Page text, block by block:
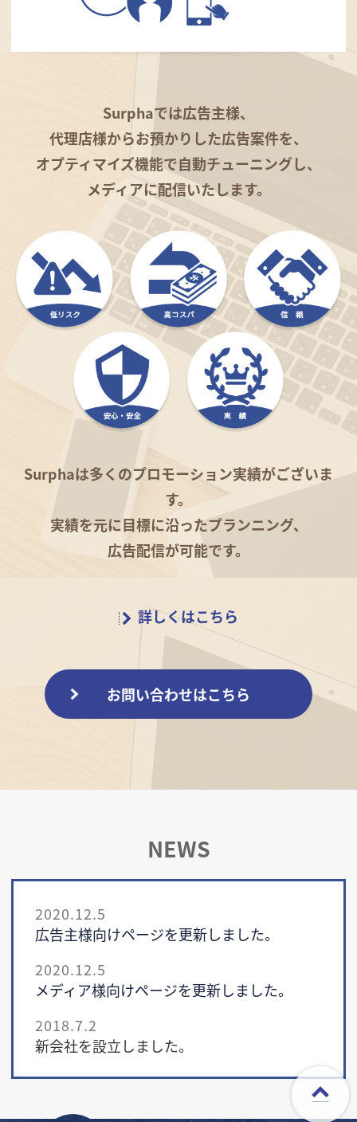
Surphaでは広告主様、
代理店様からお預かりした広告案件を、
オプティマイズ機能で自動チューニングし、
メディアに配信いたします。
Surphaは多くのプロモーション実績がございま
す。
実績を元に目標に沿ったプランニング、
広告配信が可能です。
詳しくはこちら
お問い合わせはこちら
NEWS
2020.12.5
広告主様向けページを更新しました。
2020.12.5
メディア様向けページを更新しました。
2018.7.2
新会社を設立しました。